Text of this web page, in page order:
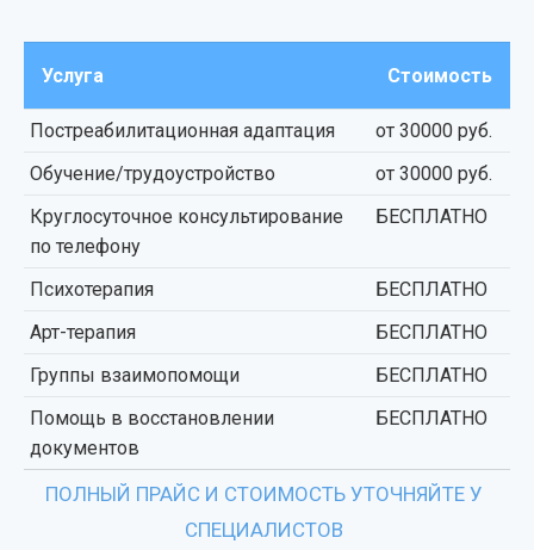
Услуга Стоимость
Постреабилитационная адаптация
от 30000 руб.
Обучение/трудоустройство
от 30000 руб.
Круглосуточное консультирование
по телефону
БЕСПЛАТНО
Психотерапия
БЕСПЛАТНО
Арт-терапия
БЕСПЛАТНО
Группы взаимопомощи
БЕСПЛАТНО
Помощь в восстановлении
документов
БЕСПЛАТНО
ПОЛНЫЙ ПРАЙС И СТОИМОСТЬ УТОЧНЯЙТЕ У
СПЕЦИАЛИСТОВ